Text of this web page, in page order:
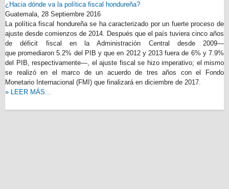
¿Hacia dónde va la política fiscal hondureña?
Guatemala, 28 Septiembre 2016
La política fiscal hondureña se ha caracterizado por un fuerte proceso de
ajuste desde comienzos de 2014. Después que el país tuviera cinco años
de déficit fiscal en la Administración Central desde 2009—
que promediaron 5.2% del PIB y que en 2012 y 2013 fuera de 6% y 7.9%
del PIB, respectivamente—, el ajuste fiscal se hizo imperativo; el mismo
se realizó en el marco de un acuerdo de tres años con el Fondo
Monetario Internacional (FMI) que finalizará en diciembre de 2017.
» LEER MÁS...